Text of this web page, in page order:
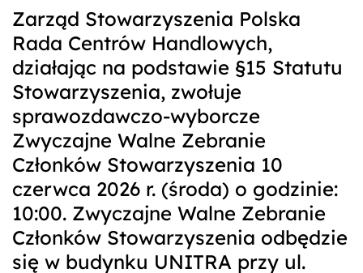
Zarząd Stowarzyszenia Polska
Rada Centrów Handlowych,
działając na podstawie §15 Statutu
Stowarzyszenia, zwołuje
sprawozdawczo-wyborcze
Zwyczajne Walne Zebranie
Członków Stowarzyszenia 10
czerwca 2026 r. (środa) o godzinie:
10:00. Zwyczajne Walne Zebranie
Członków Stowarzyszenia odbędzie
się w budynku UNITRA przy ul.